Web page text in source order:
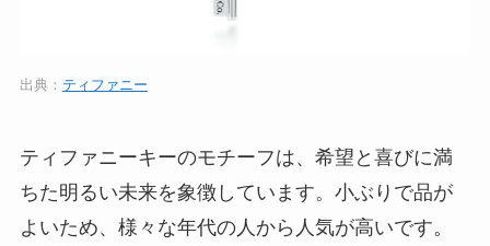
出典： ティファニー
ティファニーキーのモチーフは、希望と喜びに満
ちた明るい未来を象徴しています。小ぶりで品が
よいため、様々な年代の人から人気が高いです。